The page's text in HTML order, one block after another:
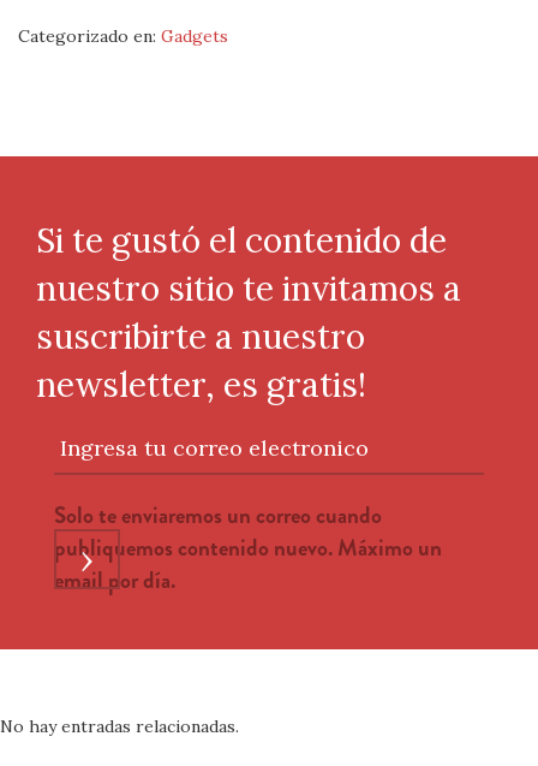
Categorizado en: Gadgets
Si te gustó el contenido de
nuestro sitio te invitamos a
suscribirte a nuestro
newsletter, es gratis!
Ingresa tu correo electronico
Solo te enviaremos un correo cuando
publiquemos contenido nuevo. Máximo un
email por día.
›
No hay entradas relacionadas.